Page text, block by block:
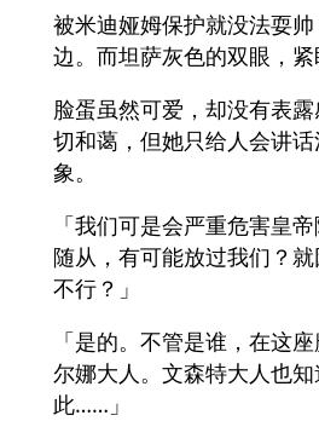
被米迪娅姆保护就没法耍
边。而坦萨灰色的双眼，紧
脸蛋虽然可爱，却没有表
切和蔼，但她只给人会讲
象。
「我们可是会严重危害皇
随从，有可能放过我们？
不行？」
「是的。不管是谁，在这
尔娜大人。文森特大人也
此……」